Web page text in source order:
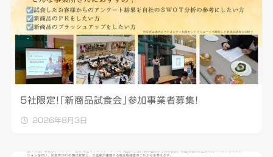
5社限定！「新商品試食会」参加事業者募集！
2026年8月3日